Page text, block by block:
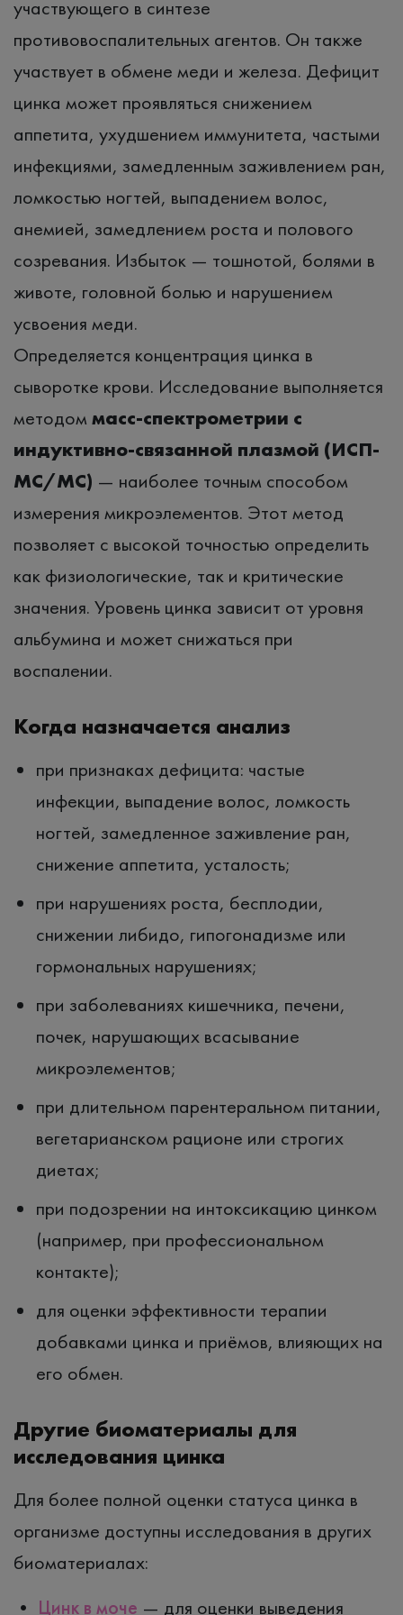
участвующего в синтезе
противовоспалительных агентов. Он также
участвует в обмене меди и железа. Дефицит
цинка может проявляться снижением
аппетита, ухудшением иммунитета, частыми
инфекциями, замедленным заживлением ран,
ломкостью ногтей, выпадением волос,
анемией, замедлением роста и полового
созревания. Избыток — тошнотой, болями в
животе, головной болью и нарушением
усвоения меди.
Определяется концентрация цинка в
сыворотке крови. Исследование выполняется
методом масс-спектрометрии с
индуктивно-связанной плазмой (ИСП-
МС/МС) — наиболее точным способом
измерения микроэлементов. Этот метод
позволяет с высокой точностью определить
как физиологические, так и критические
значения. Уровень цинка зависит от уровня
альбумина и может снижаться при
воспалении.
Когда назначается анализ
при признаках дефицита: частые
инфекции, выпадение волос, ломкость
ногтей, замедленное заживление ран,
снижение аппетита, усталость;
при нарушениях роста, бесплодии,
снижении либидо, гипогонадизме или
гормональных нарушениях;
при заболеваниях кишечника, печени,
почек, нарушающих всасывание
микроэлементов;
при длительном парентеральном питании,
вегетарианском рационе или строгих
диетах;
при подозрении на интоксикацию цинком
(например, при профессиональном
контакте);
для оценки эффективности терапии
добавками цинка и приёмов, влияющих на
его обмен.
Другие биоматериалы для
исследования цинка
Для более полной оценки статуса цинка в
организме доступны исследования в других
биоматериалах:
• Цинк в моче — для оценки выведения